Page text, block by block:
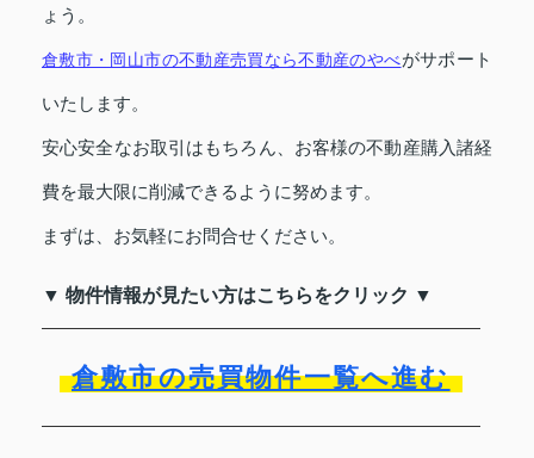
ょう。
倉敷市・岡山市の不動産売買なら不動産のやべがサポート
いたします。
安心安全なお取引はもちろん、お客様の不動産購入諸経
費を最大限に削減できるように努めます。
まずは、お気軽にお問合せください。
▼ 物件情報が見たい方はこちらをクリック ▼
倉敷市の売買物件一覧へ進む